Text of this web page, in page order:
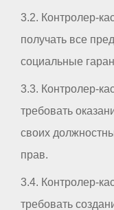
3.2. Контролер-
получать все
социальные
3.3. Контролер-
требовать
своих
прав.
3.4. Контролер-
требовать